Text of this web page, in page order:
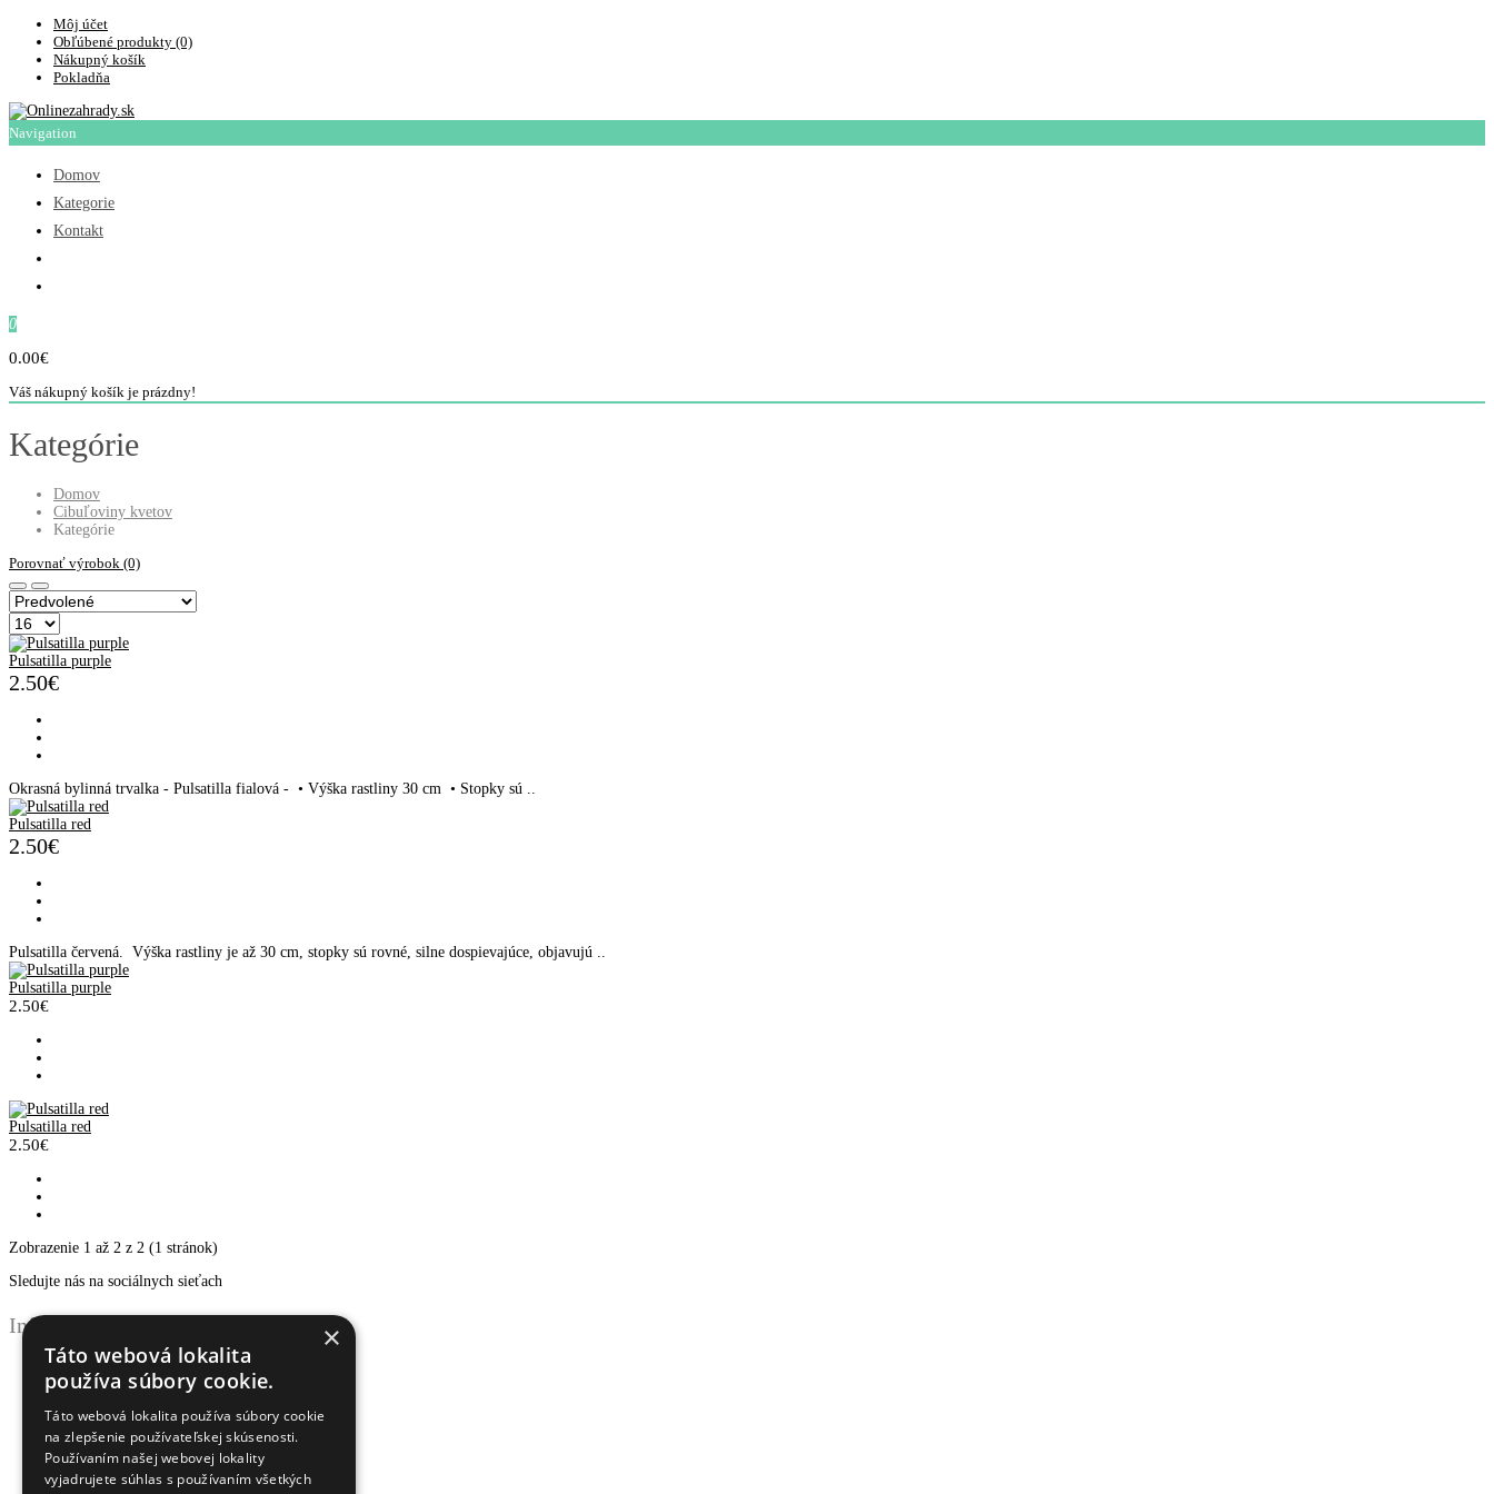
Môj účet
Obľúbené produkty (0)
Nákupný košík
Pokladňa
Navigation
Domov
Kategorie
Kontakt
0
0.00€
Váš nákupný košík je prázdny!
Kategórie
Domov
Cibuľoviny kvetov
Kategórie
Porovnať výrobok (0)
Pulsatilla purple
2.50€
Okrasná bylinná trvalka - Pulsatilla fialová - • Výška rastliny 30 cm • Stopky sú ..
Pulsatilla red
2.50€
Pulsatilla červená. Výška rastliny je až 30 cm, stopky sú rovné, silne dospievajúce, objavujú ..
Pulsatilla purple
2.50€
Pulsatilla red
2.50€
Zobrazenie 1 až 2 z 2 (1 stránok)
Sledujte nás na sociálnych sieťach
Informácie
Obchodné podmienky
Ochrana osobných údajov
Reklamačný poriadok
Doprava a platba
Newsletter - ochrana osobných údajov
×
Táto webová lokalita
používa súbory cookie.
Táto webová lokalita používa súbory cookie
na zlepšenie používateľskej skúsenosti.
Používaním našej webovej lokality
vyjadrujete súhlas s používaním všetkých